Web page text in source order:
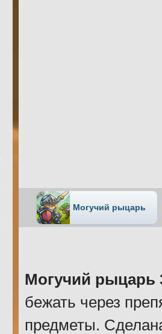
Могучий рыцарь
Могучий рыцарь
бежать через
предметы.